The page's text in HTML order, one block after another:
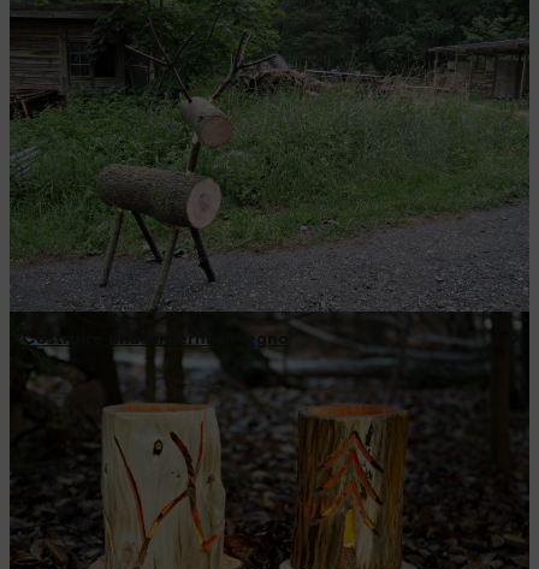
Costruire una lanterna in legno